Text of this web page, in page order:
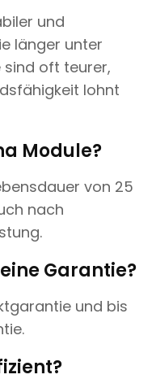
und
länger unter
sind oft teurer,
lohnt
Module?
von 25
nach
Garantie?
und bis